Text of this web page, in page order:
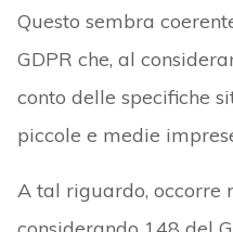
Questo sembra
GDPR che, al
conto delle specifiche
piccole e medie
A tal riguardo, occorre